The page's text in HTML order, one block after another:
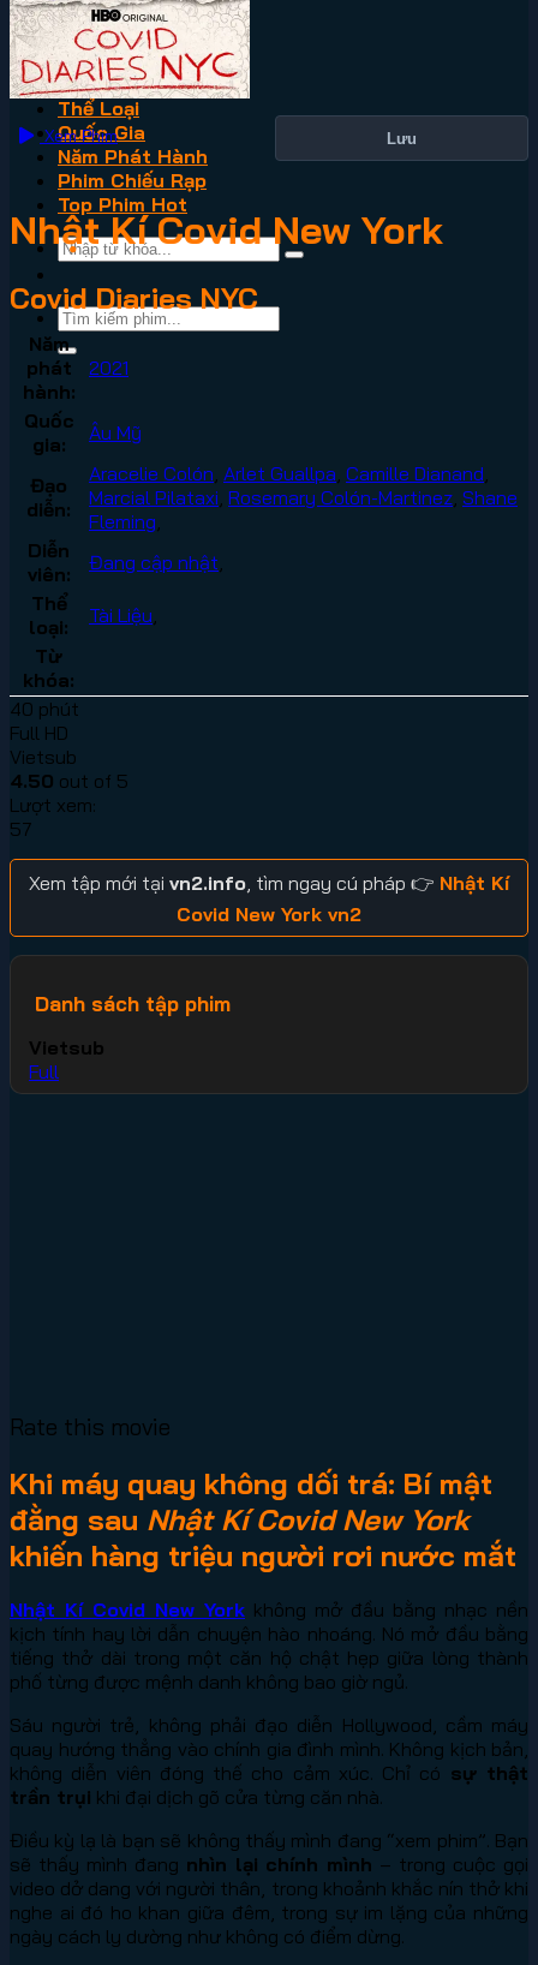
VN2
Phim Lẻ
Phim Bộ
Thể Loại
Quốc Gia
Năm Phát Hành
Phim Chiếu Rạp
Top Phim Hot
Xem Phim Lưu
Nhật Kí Covid New York
Covid Diaries NYC
Năm
phát
hành:
2021
Quốc
gia:
Âu Mỹ
Đạo
diễn:
Aracelie Colón Arlet Guallpa Camille Dianand
Marcial Pilataxi Rosemary Colón-Martinez Shane
Fleming
Diễn
viên:
Đang cập nhật
Thể
loại:
Tài Liệu
Từ
khóa:
40 phút
Full HD
Vietsub
4.50 out of 5
Lượt xem:
57
Xem tập mới tại vn2.info , tìm ngay cú pháp 👉 Nhật Kí
Covid New York vn2
Danh sách tập phim
Vietsub
Full
Rate this movie
Khi máy quay không dối trá: Bí mật
đằng sau Nhật Kí Covid New York
khiến hàng triệu người rơi nước mắt
Nhật Kí Covid New York không mở đầu bằng nhạc nền
kịch tính hay lời dẫn chuyện hào nhoáng. Nó mở đầu bằng
tiếng thở dài trong một căn hộ chật hẹp giữa lòng thành
phố từng được mệnh danh không bao giờ ngủ.
Sáu người trẻ, không phải đạo diễn Hollywood, cầm máy
quay hướng thẳng vào chính gia đình mình. Không kịch bản,
không diễn viên đóng thế cho cảm xúc. Chỉ có sự thật
trần trụi khi đại dịch gõ cửa từng căn nhà.
Điều kỳ lạ là bạn sẽ không thấy mình đang “xem phim”. Bạn
sẽ thấy mình đang nhìn lại chính mình – trong cuộc gọi
video dở dang với người thân, trong khoảnh khắc nín thở khi
nghe ai đó ho khan giữa đêm, trong sự im lặng của những
ngày cách ly dường như không có điểm dừng.